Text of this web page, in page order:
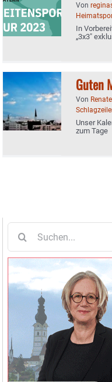
Von
In
„3x3"
Guten
Von
Unser
zum Tage
nach: